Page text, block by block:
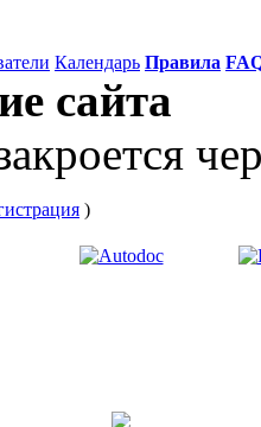
Календарь Правила
сайта
)